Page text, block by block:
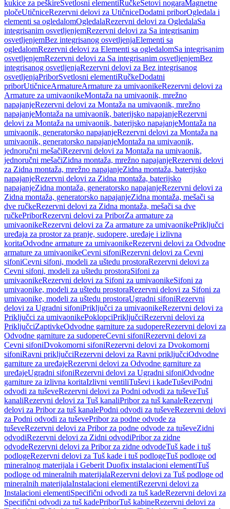
kukice za peškireSvetlosni elementiRučkeSetovi nogaraMagnetne
pločeUtičniceRezervni delovi za UtičniceDodatni priborOgledala i
elementi sa ogledalomOgledalaRezervni delovi za OgledalaSa
integrisanim osvetljenjemRezervni delovi za Sa integrisanim
osvetljenjemBez integrisanog osvetljenjaElementi sa
ogledalomRezervni delovi za Elementi sa ogledalomSa integrisanim
osvetljenjemRezervni delovi za Sa integrisanim osvetljenjemBez
integrisanog osvetljenjaRezervni delovi za Bez integrisanog
osvetljenjaPriborSvetlosni elementiRučkeDodatni
priborUtičniceArmatureArmature za umivaonikeRezervni delovi za
Armature za umivaonikeMontaža na umivaonik, mrežno
napajanjeRezervni delovi za Montaža na umivaonik, mrežno
napajanjeMontaža na umivaonik, baterijsko napajanjeRezervni
delovi za Montaža na umivaonik, baterijsko napajanjeMontaža na
umivaonik, generatorsko napajanjeRezervni delovi za Montaža na
umivaonik, generatorsko napajanjeMontaža na umivaonik,
jednoručni mešačiRezervni delovi za Montaža na umivaonik,
jednoručni mešačiZidna montaža, mrežno napajanjeRezervni delovi
za Zidna montaža, mrežno napajanjeZidna montaža, baterijsko
napajanjeRezervni delovi za Zidna montaža, baterijsko
napajanjeZidna montaža, generatorsko napajanjeRezervni delovi za
Zidna montaža, generatorsko napajanjeZidna montaža, mešači sa
dve ručkeRezervni delovi za Zidna montaža, mešači sa dve
ručkePriborRezervni delovi za PriborZa armature za
umivaonikeRezervni delovi za Za armature za umivaonikePriključci
uređaja za prostor za pranje, sudopere, uređaje i izlivna
koritaOdvodne armature za umivaonikeRezervni delovi za Odvodne
armature za umivaonikeCevni sifoniRezervni delovi za Cevni
sifoniCevni sifoni, modeli za uštedu prostoraRezervni delovi za
Cevni sifoni, modeli za uštedu prostoraSifoni za
umivaonikeRezervni delovi za Sifoni za umivaonikeSifoni za
umivaonike, modeli za uštedu prostoraRezervni delovi za Sifoni za
umivaonike, modeli za uštedu prostoraUgradni sifoniRezervni
delovi za Ugradni sifoniPriključci za umivaonikeRezervni delovi za
Priključci za umivaonikePoklopciPriključciRezervni delovi za
PriključciZaptivkeOdvodne garniture za sudopereRezervni delovi za
Odvodne garniture za sudopereCevni sifoniRezervni delovi za
Cevni sifoniDvokomorni sifoniRezervni delovi za Dvokomorni
sifoniRavni priključciRezervni delovi za Ravni priključciOdvodne
garniture za uređajeRezervni delovi za Odvodne garniture za
uređajeUgradni sifoniRezervni delovi za Ugradni sifoniOdvodne
garniture za izlivna koritaIzlivni ventiliTuševi i kadeTuševiPodni
odvodi za tuševeRezervni delovi za Podni odvodi za tuševeTuš
kanaliRezervni delovi za Tuš kanaliPribor za tuš kanaleRezervni
delovi za Pribor za tuš kanalePodni odvodi za tuševeRezervni delovi
za Podni odvodi za tuševePribor za podne odvode za
tuševeRezervni delovi za Pribor za podne odvode za tuševeZidni
odvodiRezervni delovi za Zidni odvodiPribor za zidne
odvodeRezervni delovi za Pribor za zidne odvodeTuš kade i tuš
podlogeRezervni delovi za Tuš kade i tuš podlogeTuš podloge od
mineralnog materijala i Geberit Duofix instalacioni elementiTuš
podloge od mineralnih materijalaRezervni delovi za Tuš podloge od
mineralnih materijalaInstalacioni elementiRezervni delovi za
Instalacioni elementiSpecifični odvodi za tuš kadeRezervni delovi za
Specifični odvodi za tuš kadePriborTuš kabineRezervni delovi za